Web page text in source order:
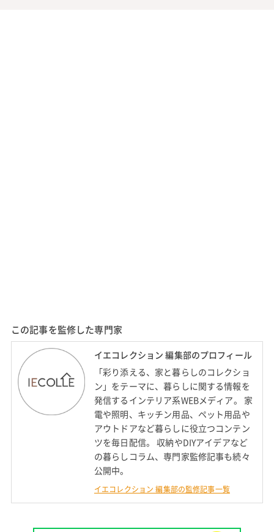
この記事を監修した専門家
イエコレクション 編集部のプロフィール
「彩り添える、家と暮らしのコレクショ
ン」をテーマに、暮らしに関する情報を
発信するインテリア系WEBメディア。 家
電や照明、キッチン用品、ペット用品や
アウトドアなど暮らしに役立つコンテン
ツを毎日配信。 収納やDIYアイデアなど
の暮らしコラム、専門家監修記事も続々
公開中。
イエコレクション 編集部の監修記事一覧